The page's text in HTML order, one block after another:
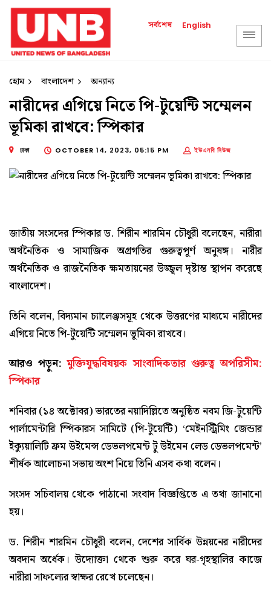
সর্বশেষ English
হোম বাংলাদেশ অন্যান্য
নারীদের এগিয়ে নিতে পি-টুয়েন্টি সম্মেলন
ভূমিকা রাখবে: স্পিকার
ঢাকা OCTOBER 14, 2023, 05:15 PM ইউএনবি নিউজ
জাতীয় সংসদের স্পিকার ড. শিরীন শারমিন চৌধুরী বলেছেন, নারীরা
অর্থনৈতিক ও সামাজিক অগ্রগতির গুরুত্বপূর্ণ অনুষঙ্গ। নারীর
অর্থনৈতিক ও রাজনৈতিক ক্ষমতায়নের উজ্জ্বল দৃষ্টান্ত স্থাপন করেছে
বাংলাদেশ।
তিনি বলেন, বিদ্যমান চ্যালেঞ্জসমূহ থেকে উত্তরণের মাধ্যমে নারীদের
এগিয়ে নিতে পি-টুয়েন্টি সম্মেলন ভূমিকা রাখবে।
আরও পড়ুন:মুক্তিযুদ্ধবিষয়ক সাংবাদিকতার গুরুত্ব অপরিসীম:
স্পিকার
শনিবার (১৪ অক্টোবর) ভারতের নয়াদিল্লিতে অনুষ্ঠিত নবম জি-টুয়েন্টি
পার্লামেন্টারি স্পিকারস সামিটে (পি-টুয়েন্টি) ‘মেইনস্ট্রিমিং জেন্ডার
ইক্যুয়ালিটি ফ্রম উইমেন্স ডেভলপমেন্ট টু উইমেন লেড ডেভলপমেন্ট’
শীর্ষক আলোচনা সভায় অংশ নিয়ে তিনি এসব কথা বলেন।
সংসদ সচিবালয় থেকে পাঠানো সংবাদ বিজ্ঞপ্তিতে এ তথ্য জানানো
হয়।
ড. শিরীন শারমিন চৌধুরী বলেন, দেশের সার্বিক উন্নয়নের নারীদের
অবদান অর্ধেক। উদ্যোক্তা থেকে শুরু করে ঘর-গৃহস্থালির কাজে
নারীরা সাফল্যের স্বাক্ষর রেখে চলেছেন।